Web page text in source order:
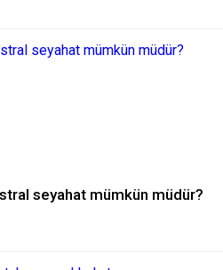
seyahat mümkün müdür?